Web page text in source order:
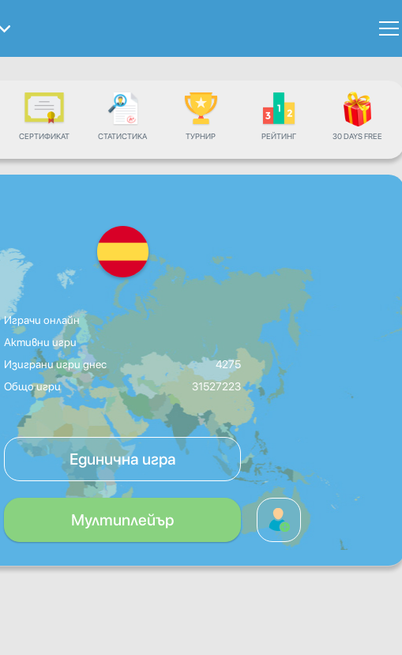
СЕРТИФИКАТ СТАТИСТИКА ТУРНИР РЕЙТИНГ 30 DAYS FREE
Играчи онлайн
Активни игри
Изиграни игри днес
4275
Общо игри
31527223
Единична игра
Мултиплейър